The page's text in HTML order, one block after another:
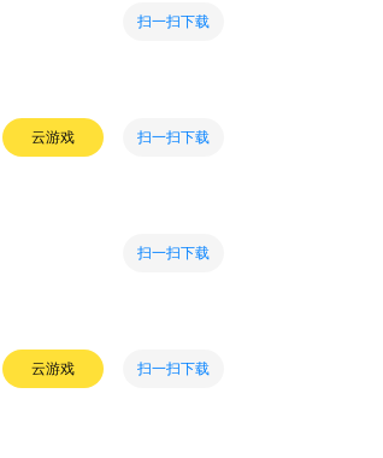
扫一扫下载
云游戏 扫一扫下载
扫一扫下载
云游戏 扫一扫下载